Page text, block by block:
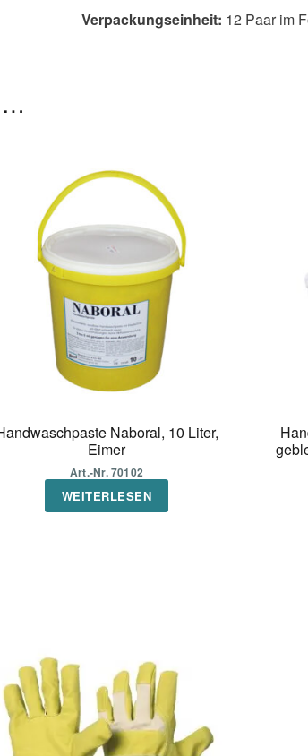
Verpackungseinheit: 12 Paar im
…
Naboral, 10 Liter,
Eimer
Art.-Nr. 70102
WEITERLESEN